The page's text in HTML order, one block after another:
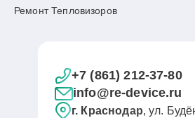
Ремонт Тепловизоров
+7 (861) 212-37-80
info@re-device.ru
г. Краснодар, ул.